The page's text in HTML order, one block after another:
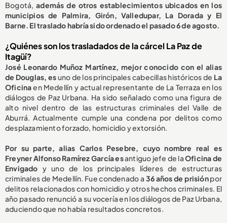
Bogotá,además de otros establecimientos ubicados en los
municipios de Palmira, Girón, Valledupar, La Dorada y El
Barne. El traslado habría sido ordenado el pasado 6 de agosto.
¿Quiénes son los trasladados de la cárcel La Paz de
Itagüí?
José Leonardo Muñoz Martínez, mejor conocido con el alias
de Douglas, esuno de los principales cabecillas históricos de La
Oficinaen Medellín y actual representante de La Terraza en los
diálogos de Paz Urbana. Ha sido señalado como una figura de
alto nivel dentro de las estructuras criminales del Valle de
Aburrá. Actualmente cumple una condena por delitos como
desplazamiento forzado, homicidio y extorsión.
Por su parte, alias Carlos Pesebre, cuyo nombre real es
Freyner Alfonso Ramírez García esantiguo jefe de laOficina de
Envigado y uno de los principales líderes de estructuras
criminales de Medellín. Fue condenado a 36 años de prisiónpor
delitos relacionados con homicidio y otros hechos criminales. El
año pasado renunció a su vocería en los diálogos de Paz Urbana,
aduciendo que no había resultados concretos.